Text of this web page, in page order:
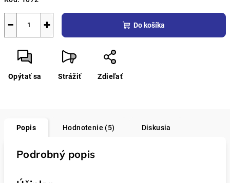
+
− Do košíka
Opýtať sa Strážiť Zdieľať
Popis Hodnotenie (5) Diskusia
Podrobný popis